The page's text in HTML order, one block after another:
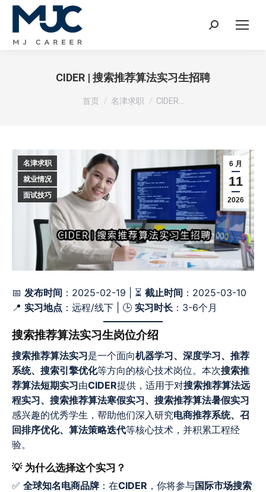
Search:
CIDER | 搜索推荐算法实习生招聘
您在这里：
首页 名津求职 CIDER…
6 月
11
2026
名津求职
就业情况
面试技巧
📅 发布时间 ：2025-02-19 | ⏳ 截止时间 ：2025-03-10
📍 实习地点 ：远程/线下 | 🕒 实习时长 ：3-6个月
搜索推荐算法实习生岗位介绍
搜索推荐算法实习是一个面向机器学习、深度学习、推荐
系统、搜索引擎优化等方向的核心技术岗位。本次搜索推
荐算法短期实习由CIDER提供，适用于对搜索推荐算法远
程实习、搜索推荐算法寒假实习、搜索推荐算法暑假实习
感兴趣的优秀学生，帮助他们深入研究电商推荐系统、召
回排序优化、算法策略迭代等核心技术，并积累工程经
验。
💡 为什么选择这个实习？
✅ 全球知名电商品牌 ：在CIDER ，你将参与国际市场搜索